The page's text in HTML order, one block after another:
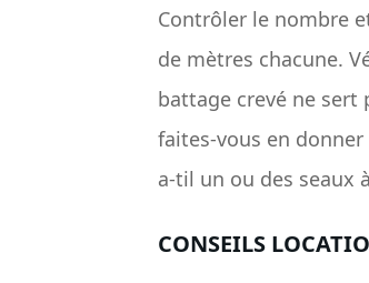
Contrôler le nombre
de mètres chacune.
battage crevé ne sert
faites-vous en
a-til un ou des seaux
CONSEILS